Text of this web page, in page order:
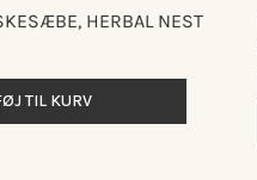
HERBAL NEST
TIL KURV